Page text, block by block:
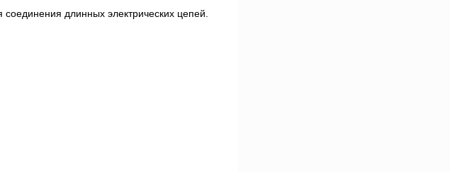
длинных электрических цепей.